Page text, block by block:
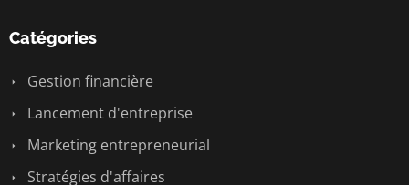
Catégories
Gestion financière
Lancement d'entreprise
Marketing entrepreneurial
Stratégies d'affaires